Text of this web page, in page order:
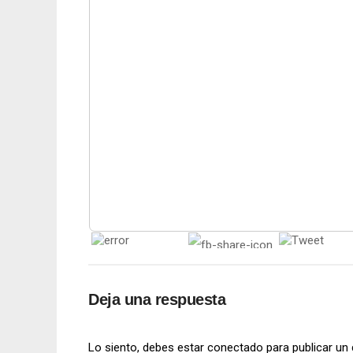
Deja una respuesta
Lo siento, debes estar conectado para publicar un